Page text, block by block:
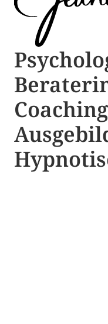
Coaching